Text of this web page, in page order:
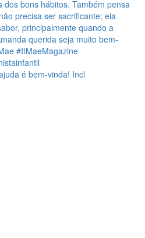
é bem-vinda! Incl